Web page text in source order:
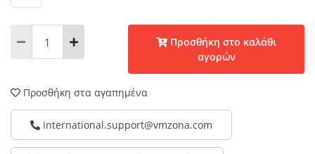
αγορών
Προσθήκη στα αγαπημένα
international.support@vmzona.com